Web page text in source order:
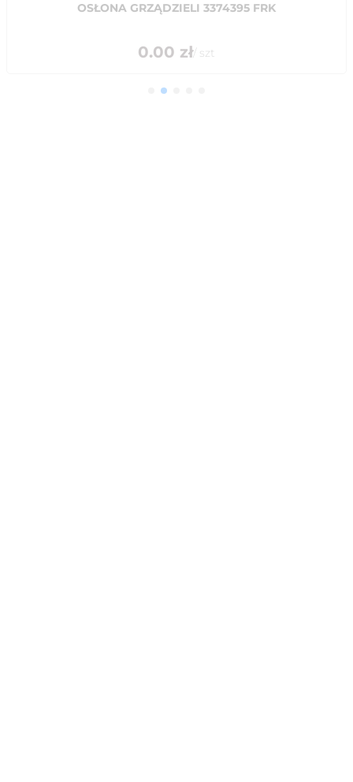
OSŁONA GRZĄDZIELI 3374395 FRK
0.00 zł/ szt